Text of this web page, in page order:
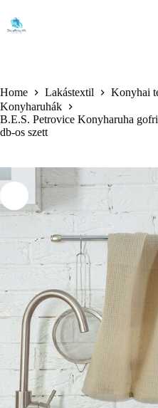
content
Home Lakástextil
Konyhai
Konyharuhák
B.E.S. Petrovice Konyharuha
db-os szett